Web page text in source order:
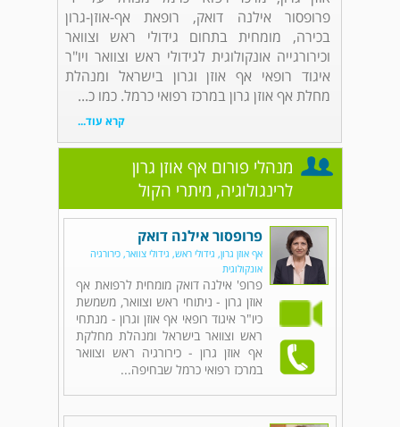
פרופסור אילנה דואק, רופאת אף-אוזן-גרון
בכירה, מומחית בתחום גידולי ראש וצוואר
וכירורגייה אונקולוגית לגידולי ראש וצוואר ויו"ר
איגוד רופאי אף אוזן וגרון בישראל ומנהלת
מחלת אף אוזן גרון במרכז רפואי כרמל. כמו כ...
קרא עוד...
מנהלי פורום אף אוזן גרון
לרינגולוגיה, מיתרי הקול
פרופסור אילנה דואק
אף אוזן גרון, גידולי ראש, גידולי צוואר, כירורגיה
אונקולוגית
פרופ' אילנה דואק מומחית לרפואת אף
אוזן גרון - ניתוחי ראש וצוואר, משמשת
כיו"ר איגוד רופאי אף אוזן וגרון - מנתחי
ראש וצוואר בישראל ומנהלת מחלקת
אף אוזן גרון - כירורגיה ראש וצוואר
במרכז רפואי כרמל שבחיפה...